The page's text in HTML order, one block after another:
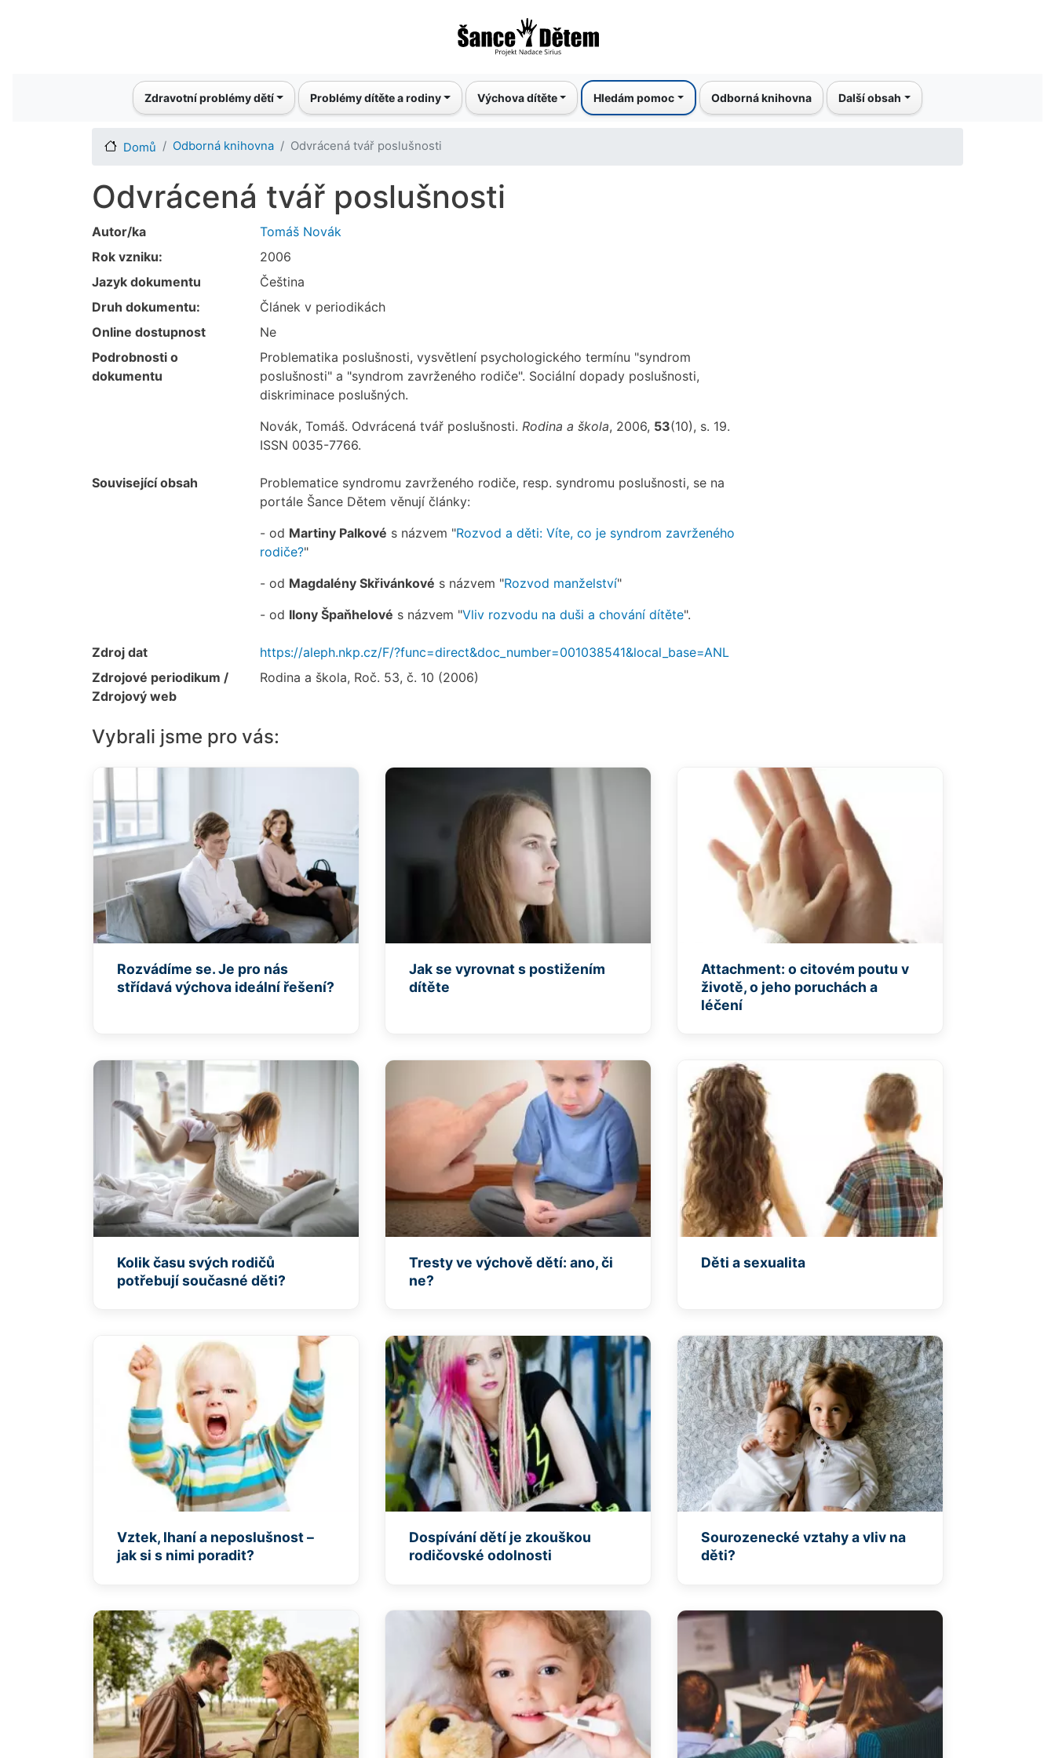
k
hlavnímu
Main navigationZdravotní problémy dětí Problémy dítěte a rodiny Výchova dítěte Hledám pomoc Odborná knihovna Další obsah
Domů Odborná knihovna Odvrácená tvář poslušnosti
Odvrácená tvář poslušnosti
Autor/ka
Tomáš Novák
Rok vzniku:
2006
Jazyk dokumentu
Čeština
Druh dokumentu:
Článek v periodikách
Online dostupnost
Ne
Podrobnosti o
dokumentu
Problematika poslušnosti, vysvětlení psychologického termínu "syndrom
poslušnosti" a "syndrom zavrženého rodiče". Sociální dopady poslušnosti,
diskriminace poslušných.
Novák, Tomáš. Odvrácená tvář poslušnosti. Rodina a škola, 2006, 53(10), s. 19.
ISSN 0035-7766.
Související obsah
Problematice syndromu zavrženého rodiče, resp. syndromu poslušnosti, se na
portále Šance Dětem věnují články:
- od Martiny Palkové s názvem "Rozvod a děti: Víte, co je syndrom zavrženého
rodiče?"
- od Magdalény Skřivánkové s názvem "Rozvod manželství"
- od Ilony Špaňhelové s názvem "Vliv rozvodu na duši a chování dítěte".
Zdroj dat
https://aleph.nkp.cz/F/?func=direct&doc_number=001038541&local_base=ANL
Zdrojové periodikum /
Zdrojový web
Rodina a škola, Roč. 53, č. 10 (2006)
Vybrali jsme pro vás:
Rozvádíme se. Je pro nás
střídavá výchova ideální řešení?
Jak se vyrovnat s postižením
dítěte
Attachment: o citovém poutu v
životě, o jeho poruchách a
léčení
Kolik času svých rodičů
potřebují současné děti?
Tresty ve výchově dětí: ano, či
ne?
Děti a sexualita
Vztek, lhaní a neposlušnost –
jak si s nimi poradit?
Dospívání dětí je zkouškou
rodičovské odolnosti
Sourozenecké vztahy a vliv na
děti?